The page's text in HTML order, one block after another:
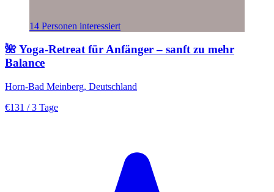
14 Personen interessiert
🌺 Yoga-Retreat für Anfänger – sanft zu mehr
Balance
Horn-Bad Meinberg, Deutschland
€131 / 3 Tage